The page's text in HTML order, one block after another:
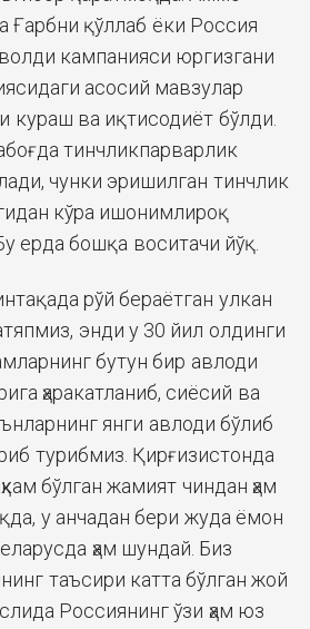
Ғарбни қўллаб ёки Россия
кампанияси юргизгани
асосий мавзулар
кураш ва иқтисодиёт бўлди.
тинчликпарварлик
чунки эришилган тинчлик
кўра ишонимлироқ
ерда бошқа воситачи йўқ.
рўй бераётган улкан
энди у 30 йил олдинги
бутун бир авлоди
ҳаракатланиб, сиёсий ва
янги авлоди бўлиб
турибмиз. Қирғизистонда
бўлган жамият чиндан ҳам
у анчадан бери жуда ёмон
ҳам шундай. Биз
таъсири катта бўлган жой
Россиянинг ўзи ҳам юз